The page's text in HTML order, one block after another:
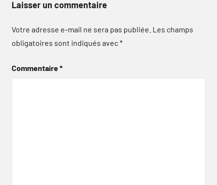
Laisser un commentaire
Votre adresse e-mail ne sera pas publiée. Les champs
obligatoires sont indiqués avec*
Commentaire*